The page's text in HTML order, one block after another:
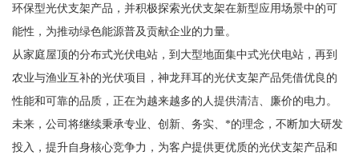
环保型光伏支架产品，并积极探索光伏支架在新型应用场景中的可
能性，为推动绿色能源普及贡献企业的力量。
从家庭屋顶的分布式光伏电站，到大型地面集中式光伏电站，再到
农业与渔业互补的光伏项目，神龙拜耳的光伏支架产品凭借优良的
性能和可靠的品质，正在为越来越多的人提供清洁、廉价的电力。
未来，公司将继续秉承专业、创新、务实、*的理念，不断加大研发
投入，提升自身核心竞争力，为客户提供更优质的光伏支架产品和